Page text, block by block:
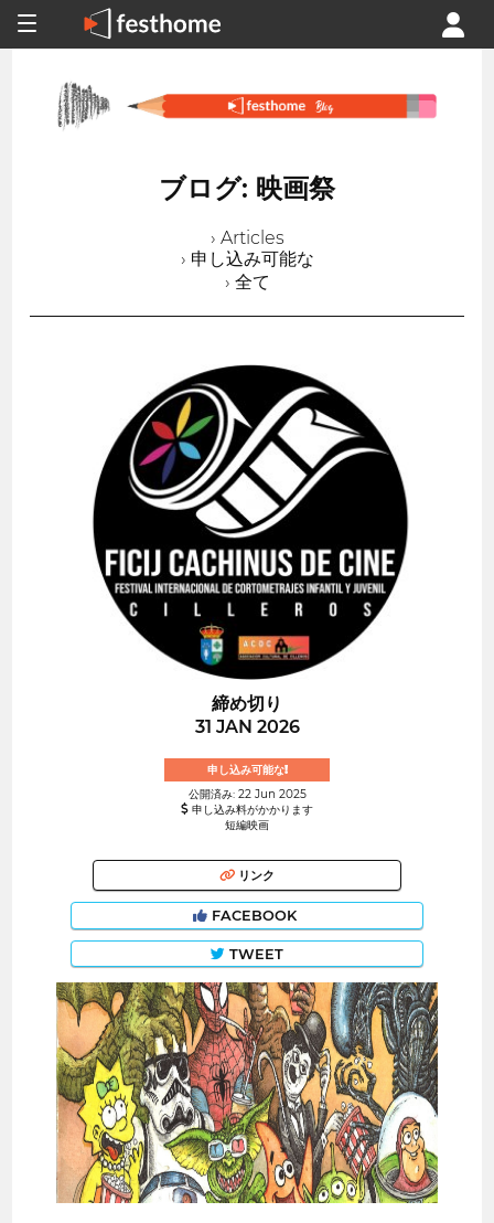
ブログ: 映画祭
› Articles
› 申し込み可能な
› 全て
締め切り
31 JAN 2026
申し込み可能な!
公開済み: 22 Jun 2025
申し込み料がかかります
短編映画
リンク
FACEBOOK
TWEET